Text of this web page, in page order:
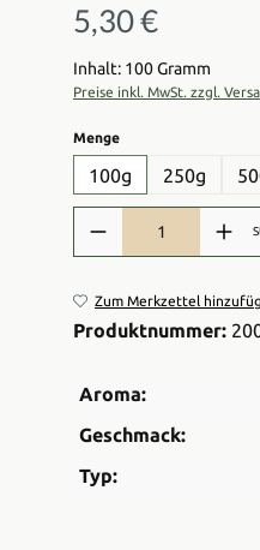
Regulärer Preis:
5,30 €
Inhalt: 100 Gramm
Preise inkl. MwSt. zzgl.
Mengeauswählen
100g 250g
Produkt Anzahl: Gib
Zum Merkzettel
Produktnummer:
Aroma:
Geschmack:
Typ: